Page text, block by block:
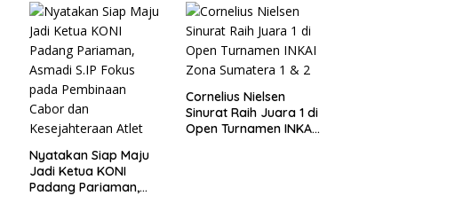
Nyatakan Siap Maju
Jadi Ketua KONI
Padang Pariaman,
Cornelius Nielsen
Sinurat Raih Juara 1 di
Open Turnamen INKAI